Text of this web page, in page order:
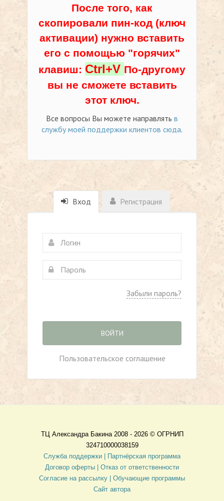
После того, как
скопировали пин-код (ключ
активации) нужно вставить
его с помощью "горячих"
клавиш: Ctrl+V По-другому
вы не сможете вставить
этот ключ.
Все вопросы Вы можете направлять в
службу моей поддержки клиентов сюда.
Вход Регистрация
Забыли пароль?
ВОЙТИ
Пользовательское соглашение
ТЦ Александра Бакина 2008 - 2026 © ОГРНИП
324710000038159
Служба поддержки |
Партнёрская программа
Договор оферты
| Отказ от ответственности
Согласие на рассылку | Обучающие программы
Сайт автора